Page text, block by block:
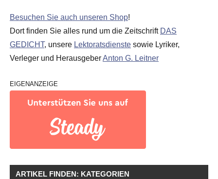
Besuchen Sie auch unseren Shop!
Dort finden Sie alles rund um die Zeitschrift DAS
GEDICHT, unsere Lektoratsdienste sowie Lyriker,
Verleger und HerausgeberAnton G. Leitner
EIGENANZEIGE
ARTIKEL FINDEN: KATEGORIEN